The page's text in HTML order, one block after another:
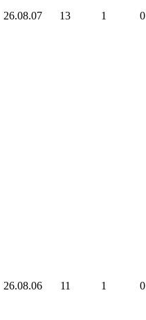
26.08.07 13 1 0
26.08.06 11 1 0